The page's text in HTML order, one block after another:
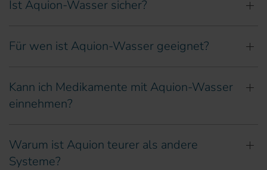
Ist Aquion-Wasser sicher?
Für wen ist Aquion-Wasser geeignet?
Kann ich Medikamente mit Aquion-Wasser
einnehmen?
Warum ist Aquion teurer als andere
Systeme?